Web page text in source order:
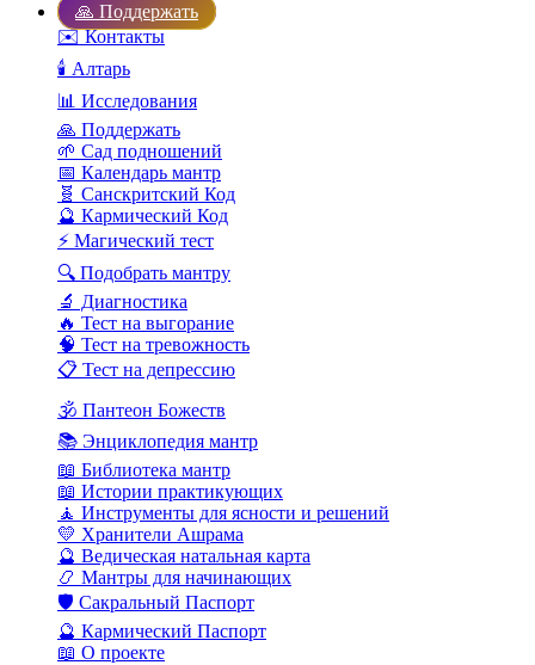
🙏 Поддержать
✉️ Контакты
🕯️ Алтарь
📊 Исследования
🙏 Поддержать
🌱 Сад подношений
📅 Календарь мантр
🧬 Санскритский Код
🔮 Кармический Код
⚡ Магический тест
🔍 Подобрать мантру
🔬 Диагностика
🔥 Тест на выгорание
🧠 Тест на тревожность
📋 Тест на депрессию
🕉️ Пантеон Божеств
📚 Энциклопедия мантр
📖 Библиотека мантр
📖 Истории практикующих
🧘 Инструменты для ясности и решений
💛 Хранители Ашрама
🔮 Ведическая натальная карта
📿 Мантры для начинающих
🛡️ Сакральный Паспорт
🔮 Кармический Паспорт
📖 О проекте